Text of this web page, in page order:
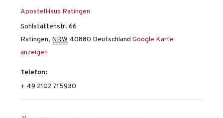
ApostelHaus Ratingen
Sohlstättenstr. 66
Ratingen, NRW 40880 Deutschland Google Karte
anzeigen
Telefon:
+ 49 2102 715930